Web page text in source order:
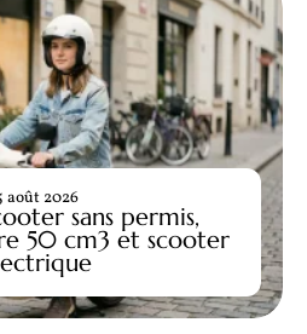
sans permis,
50 cm3 et scooter
août 2026